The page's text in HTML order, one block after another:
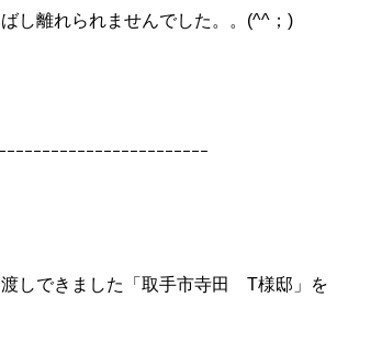
し離れられませんでした。。(^^；)
ｰｰｰｰｰｰｰｰｰｰｰｰｰｰｰｰｰｰｰｰｰｰｰ
しできました「取手市寺田 T様邸」を